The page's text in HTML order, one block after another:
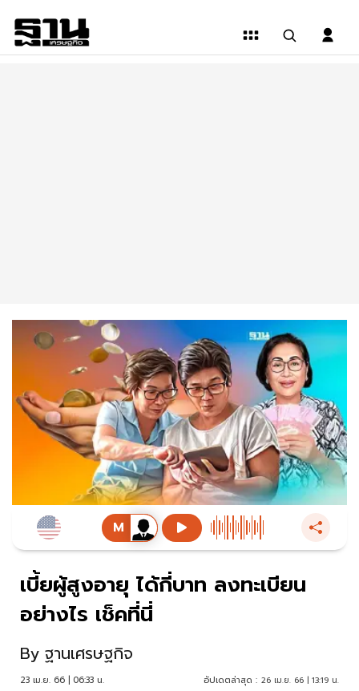
เบี้ยผู้สูงอายุ ได้กี่บาท ลงทะเบียน
อย่างไร เช็คที่นี่
By ฐานเศรษฐกิจ
23 เม.ย. 66 | 06:33 น. อัปเดตล่าสุด : 26 เม.ย. 66 | 13:19 น.